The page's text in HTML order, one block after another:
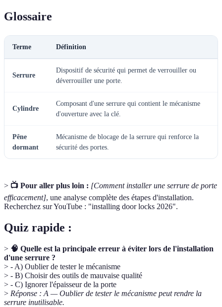
Glossaire
Terme Définition
Serrure
Dispositif de sécurité qui permet de verrouiller ou
déverrouiller une porte.
Cylindre
Composant d'une serrure qui contient le mécanisme
d'ouverture avec la clé.
Pêne
dormant
Mécanisme de blocage de la serrure qui renforce la
sécurité des portes.
> 📺 Pour aller plus loin : [Comment installer une serrure de porte
efficacement], une analyse complète des étapes d'installation.
Recherchez sur YouTube : "installing door locks 2026".
Quiz rapide :
> 🧠 Quelle est la principale erreur à éviter lors de l'installation
d'une serrure ?
> - A) Oublier de tester le mécanisme
> - B) Choisir des outils de mauvaise qualité
> - C) Ignorer l'épaisseur de la porte
> Réponse : A — Oublier de tester le mécanisme peut rendre la
serrure inutilisable.